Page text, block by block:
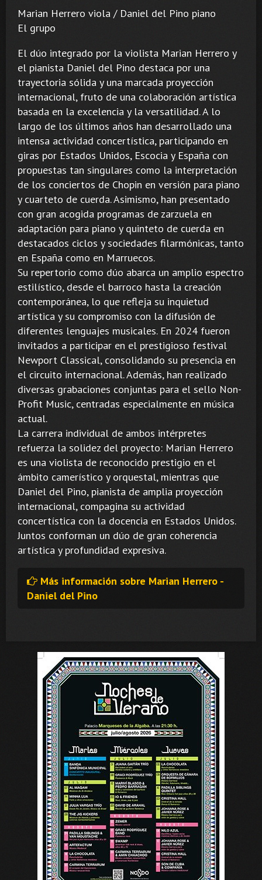
Marian Herrero viola / Daniel del Pino piano
El grupo
El dúo integrado por la violista Marian Herrero y
el pianista Daniel del Pino destaca por una
trayectoria sólida y una marcada proyección
internacional, fruto de una colaboración artística
basada en la excelencia y la versatilidad. A lo
largo de los últimos años han desarrollado una
intensa actividad concertística, participando en
giras por Estados Unidos, Escocia y España con
propuestas tan singulares como la interpretación
de los conciertos de Chopin en versión para piano
y cuarteto de cuerda. Asimismo, han presentado
con gran acogida programas de zarzuela en
adaptación para piano y quinteto de cuerda en
destacados ciclos y sociedades filarmónicas, tanto
en España como en Marruecos.
Su repertorio como dúo abarca un amplio espectro
estilístico, desde el barroco hasta la creación
contemporánea, lo que refleja su inquietud
artística y su compromiso con la difusión de
diferentes lenguajes musicales. En 2024 fueron
invitados a participar en el prestigioso festival
Newport Classical, consolidando su presencia en
el circuito internacional. Además, han realizado
diversas grabaciones conjuntas para el sello Non-
Profit Music, centradas especialmente en música
actual.
La carrera individual de ambos intérpretes
refuerza la solidez del proyecto: Marian Herrero
es una violista de reconocido prestigio en el
ámbito camerístico y orquestal, mientras que
Daniel del Pino, pianista de amplia proyección
internacional, compagina su actividad
concertística con la docencia en Estados Unidos.
Juntos conforman un dúo de gran coherencia
artística y profundidad expresiva.
Más información sobre Marian Herrero -
Daniel del Pino